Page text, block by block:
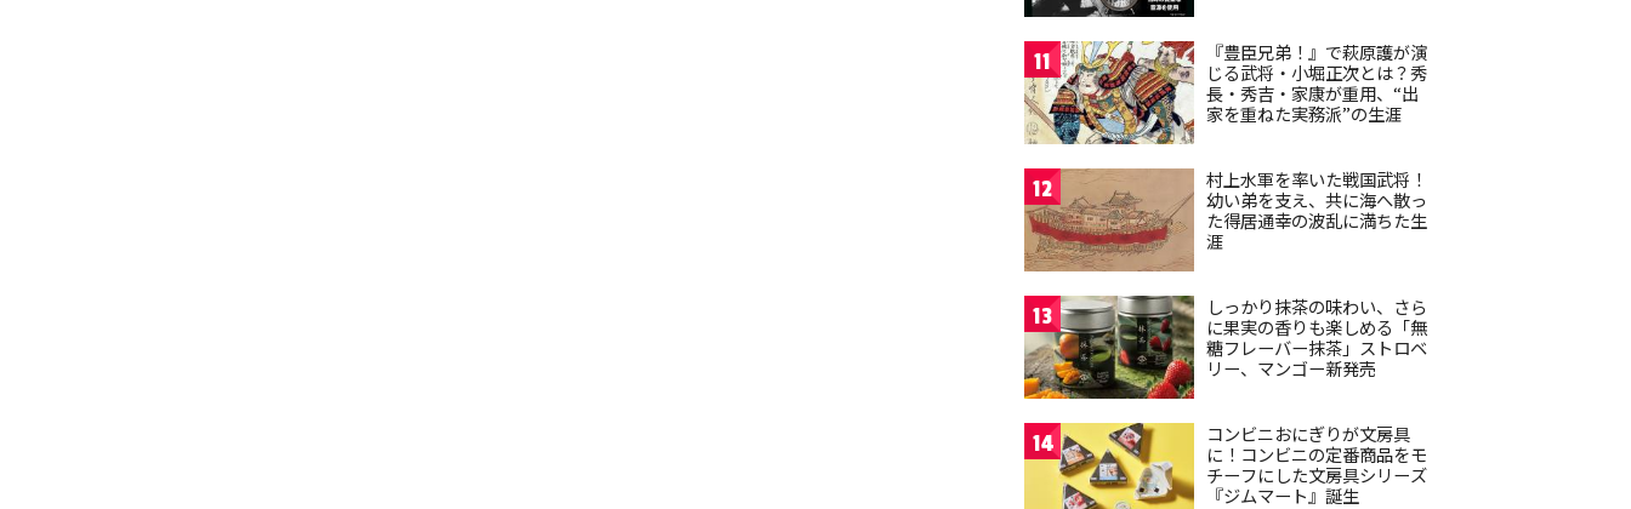
11
『豊臣兄弟！』で萩原護が演
じる武将・小堀正次とは？秀
長・秀吉・家康が重用、“出
家を重ねた実務派”の生涯
12
村上水軍を率いた戦国武将！
幼い弟を支え、共に海へ散っ
た得居通幸の波乱に満ちた生
涯
13
しっかり抹茶の味わい、さら
に果実の香りも楽しめる「無
糖フレーバー抹茶」ストロベ
リー、マンゴー新発売
14
コンビニおにぎりが文房具
に！コンビニの定番商品をモ
チーフにした文房具シリーズ
『ジムマート』誕生